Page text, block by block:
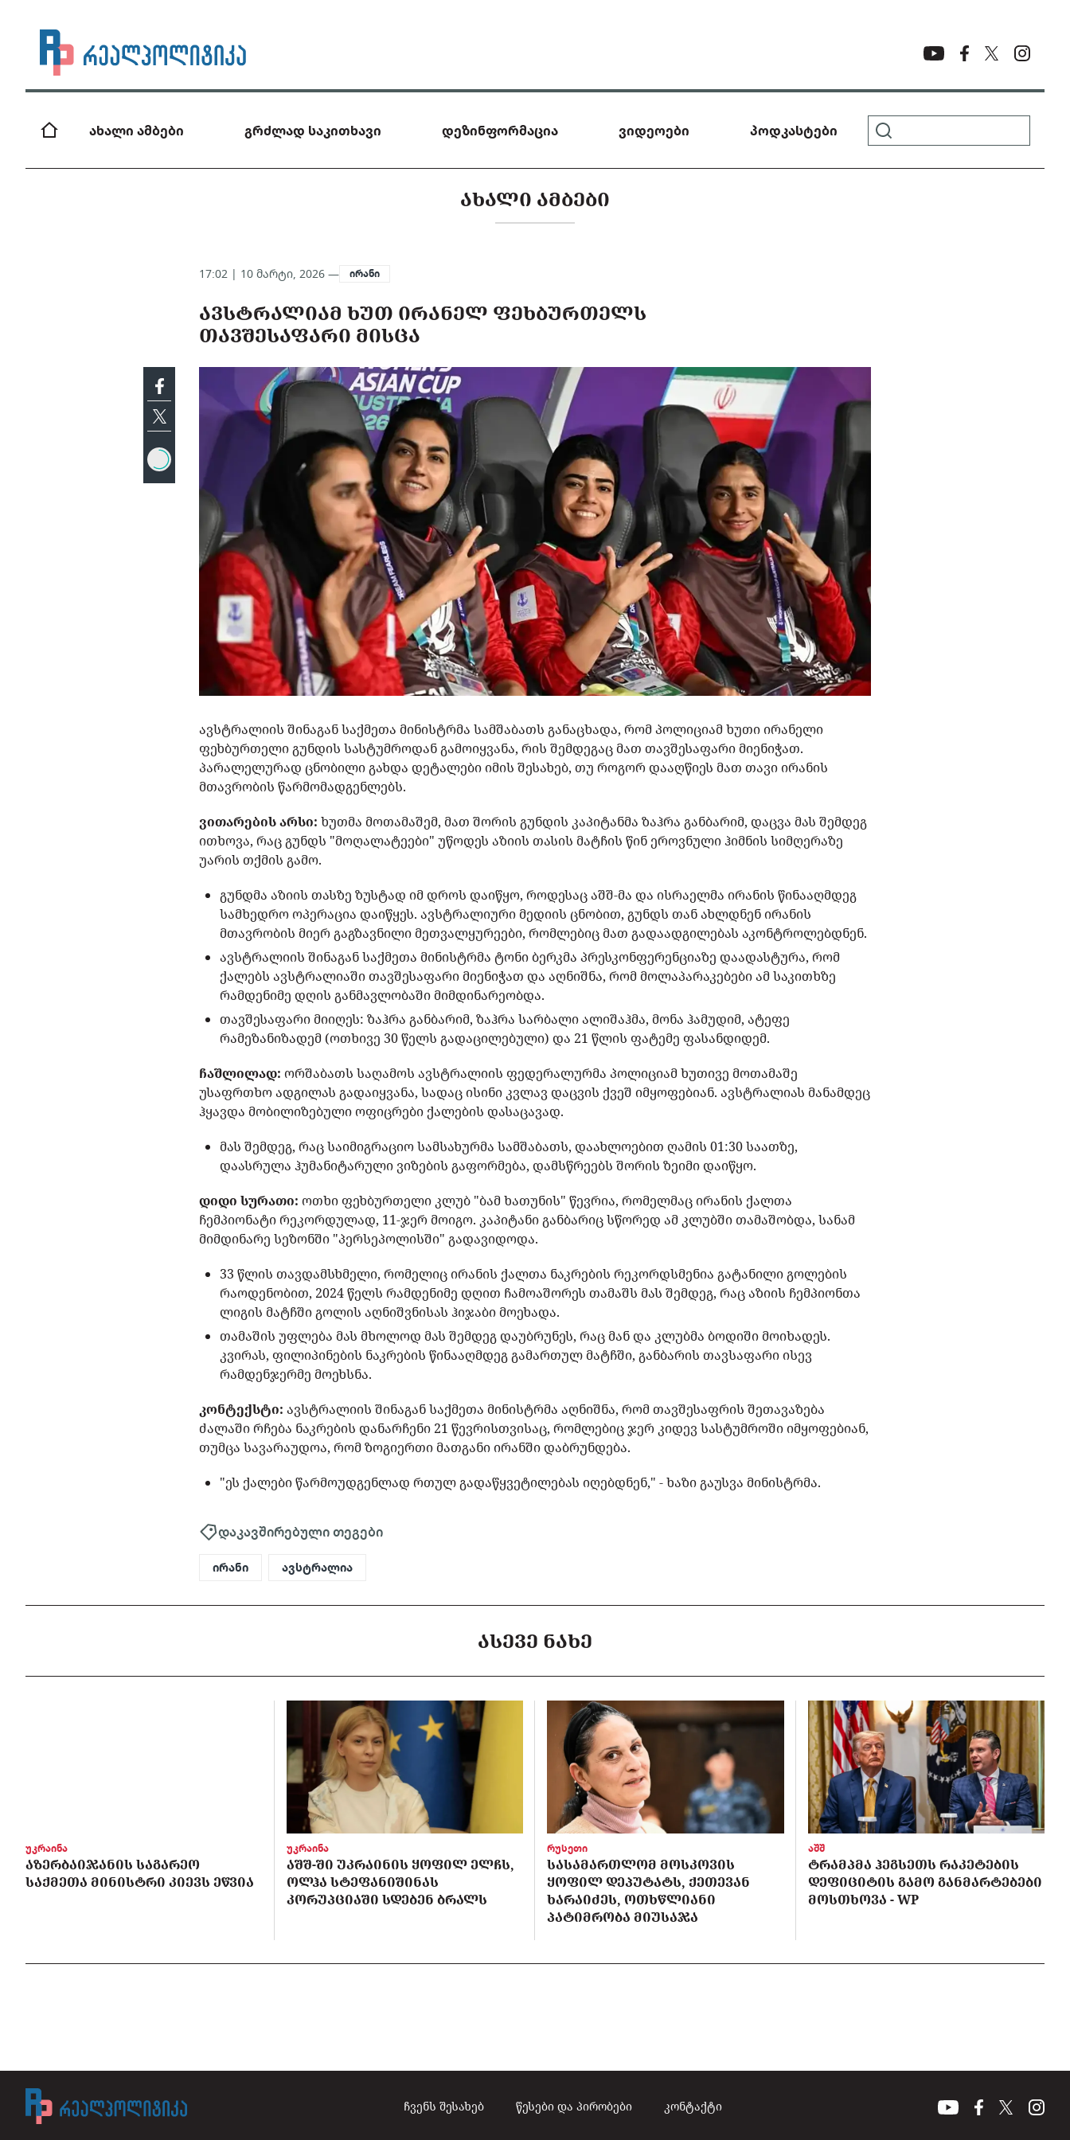
ახალი ამბები გრძლად საკითხავი დეზინფორმაცია ვიდეოები პოდკასტები
ᲐᲮᲐᲚᲘ ᲐᲛᲑᲔᲑᲘ
17:02 | 10 მარტი, 2026 — ირანი
ᲐᲕᲡᲢᲠᲐᲚᲘᲐᲛ ᲮᲣᲗ ᲘᲠᲐᲜᲔᲚ ᲤᲔᲮᲑᲣᲠᲗᲔᲚᲡ
ᲗᲐᲕᲨᲔᲡᲐᲤᲐᲠᲘ ᲛᲘᲡᲪᲐ
ავსტრალიის შინაგან საქმეთა მინისტრმა სამშაბათს განაცხადა, რომ პოლიციამ ხუთი ირანელი
ფეხბურთელი გუნდის სასტუმროდან გამოიყვანა, რის შემდეგაც მათ თავშესაფარი მიენიჭათ.
პარალელურად ცნობილი გახდა დეტალები იმის შესახებ, თუ როგორ დააღწიეს მათ თავი ირანის
მთავრობის წარმომადგენლებს.
ვითარების არსი: ხუთმა მოთამაშემ, მათ შორის გუნდის კაპიტანმა ზაჰრა განბარიმ, დაცვა მას შემდეგ
ითხოვა, რაც გუნდს "მოღალატეები" უწოდეს აზიის თასის მატჩის წინ ეროვნული ჰიმნის სიმღერაზე
უარის თქმის გამო.
გუნდმა აზიის თასზე ზუსტად იმ დროს დაიწყო, როდესაც აშშ-მა და ისრაელმა ირანის წინააღმდეგ
სამხედრო ოპერაცია დაიწყეს. ავსტრალიური მედიის ცნობით, გუნდს თან ახლდნენ ირანის
მთავრობის მიერ გაგზავნილი მეთვალყურეები, რომლებიც მათ გადაადგილებას აკონტროლებდნენ.
ავსტრალიის შინაგან საქმეთა მინისტრმა ტონი ბერკმა პრესკონფერენციაზე დაადასტურა, რომ
ქალებს ავსტრალიაში თავშესაფარი მიენიჭათ და აღნიშნა, რომ მოლაპარაკებები ამ საკითხზე
რამდენიმე დღის განმავლობაში მიმდინარეობდა.
თავშესაფარი მიიღეს: ზაჰრა განბარიმ, ზაჰრა სარბალი ალიშაჰმა, მონა ჰამუდიმ, ატეფე
რამეზანიზადემ (ოთხივე 30 წელს გადაცილებული) და 21 წლის ფატემე ფასანდიდემ.
ჩაშლილად: ორშაბათს საღამოს ავსტრალიის ფედერალურმა პოლიციამ ხუთივე მოთამაშე
უსაფრთხო ადგილას გადაიყვანა, სადაც ისინი კვლავ დაცვის ქვეშ იმყოფებიან. ავსტრალიას მანამდეც
ჰყავდა მობილიზებული ოფიცრები ქალების დასაცავად.
მას შემდეგ, რაც საიმიგრაციო სამსახურმა სამშაბათს, დაახლოებით ღამის 01:30 საათზე,
დაასრულა ჰუმანიტარული ვიზების გაფორმება, დამსწრეებს შორის ზეიმი დაიწყო.
დიდი სურათი: ოთხი ფეხბურთელი კლუბ "ბამ ხათუნის" წევრია, რომელმაც ირანის ქალთა
ჩემპიონატი რეკორდულად, 11-ჯერ მოიგო. კაპიტანი განბარიც სწორედ ამ კლუბში თამაშობდა, სანამ
მიმდინარე სეზონში "პერსეპოლისში" გადავიდოდა.
33 წლის თავდამსხმელი, რომელიც ირანის ქალთა ნაკრების რეკორდსმენია გატანილი გოლების
რაოდენობით, 2024 წელს რამდენიმე დღით ჩამოაშორეს თამაშს მას შემდეგ, რაც აზიის ჩემპიონთა
ლიგის მატჩში გოლის აღნიშვნისას ჰიჯაბი მოეხადა.
თამაშის უფლება მას მხოლოდ მას შემდეგ დაუბრუნეს, რაც მან და კლუბმა ბოდიში მოიხადეს.
კვირას, ფილიპინების ნაკრების წინააღმდეგ გამართულ მატჩში, განბარის თავსაფარი ისევ
რამდენჯერმე მოეხსნა.
კონტექსტი:ავსტრალიის შინაგან საქმეთა მინისტრმა აღნიშნა, რომ თავშესაფრის შეთავაზება
ძალაში რჩება ნაკრების დანარჩენი 21 წევრისთვისაც, რომლებიც ჯერ კიდევ სასტუმროში იმყოფებიან,
თუმცა სავარაუდოა, რომ ზოგიერთი მათგანი ირანში დაბრუნდება.
"ეს ქალები წარმოუდგენლად რთულ გადაწყვეტილებას იღებდნენ," - ხაზი გაუსვა მინისტრმა.
დაკავშირებული თეგები
ირანი ავსტრალია
ᲐᲡᲔᲕᲔ ᲜᲐᲮᲔ
უკრაინა
ᲐᲖᲔᲠᲑᲐᲘᲯᲐᲜᲘᲡ ᲡᲐᲒᲐᲠᲔᲝ
ᲡᲐᲥᲛᲔᲗᲐ ᲛᲘᲜᲘᲡᲢᲠᲘ ᲙᲘᲔᲕᲡ ᲔᲬᲕᲘᲐ
უკრაინა
ᲐᲨᲨ-ᲨᲘ ᲣᲙᲠᲐᲘᲜᲘᲡ ᲧᲝᲤᲘᲚ ᲔᲚᲩᲡ,
ᲝᲚᲰᲐ ᲡᲢᲔᲤᲐᲜᲘᲨᲘᲜᲐᲡ
ᲙᲝᲠᲣᲞᲪᲘᲐᲨᲘ ᲡᲓᲔᲑᲔᲜ ᲑᲠᲐᲚᲡ
რუსეთი
ᲡᲐᲡᲐᲛᲐᲠᲗᲚᲝᲛ ᲛᲝᲡᲙᲝᲕᲘᲡ
ᲧᲝᲤᲘᲚ ᲓᲔᲞᲣᲢᲐᲢᲡ, ᲥᲔᲗᲔᲕᲐᲜ
ᲮᲐᲠᲐᲘᲫᲔᲡ, ᲝᲗᲮᲬᲚᲘᲐᲜᲘ
ᲞᲐᲢᲘᲛᲠᲝᲑᲐ ᲛᲘᲣᲡᲐᲯᲐ
აშშ
ᲢᲠᲐᲛᲞᲛᲐ ᲰᲔᲒᲡᲔᲗᲡ ᲠᲐᲙᲔᲢᲔᲑᲘᲡ
ᲓᲔᲤᲘᲪᲘᲢᲘᲡ ᲒᲐᲛᲝ ᲒᲐᲜᲛᲐᲠᲢᲔᲑᲔᲑᲘ
ᲛᲝᲡᲗᲮᲝᲕᲐ - WP
ჩვენს შესახებ წესები და პირობები კონტაქტი